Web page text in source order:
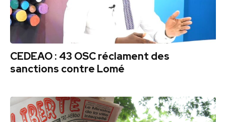
CEDEAO : 43 OSC réclament des
sanctions contre Lomé